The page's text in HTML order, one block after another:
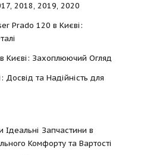
2018, 2019, 2020
Prado 120 в Києві:
Києві: Захоплюючий Огляд
Досвід та Надійність для
Ідеальні Запчастини в
Комфорту та Вартості